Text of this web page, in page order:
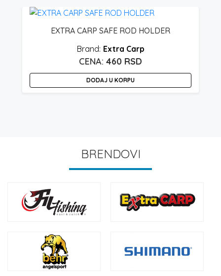
EXTRA CARP SAFE ROD HOLDER
Extra Carp
460 RSD
DODAJ U KORPU
BRENDOVI